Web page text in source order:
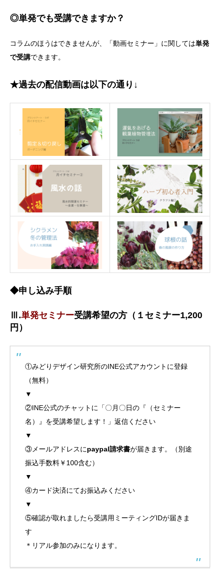
◎単発でも受講できますか？
コラムのほうはできませんが、「動画セミナー」に関しては単発
で受講できます。
★過去の配信動画は以下の通り↓
◆申し込み手順
Ⅲ.単発セミナー受講希望の方（１セミナー1,200
円）
①みどりデザイン研究所のINE公式アカウントに登録
（無料）
▼
②INE公式のチャットに「〇月〇日の『（セミナー
名）』を受講希望します！」返信ください
▼
③メールアドレスにpaypal請求書が届きます。（別途
振込手数料￥100含む）
▼
④カード決済にてお振込みください
▼
⑤確認が取れましたら受講用ミーティングIDが届きま
す
＊リアル参加のみになります。